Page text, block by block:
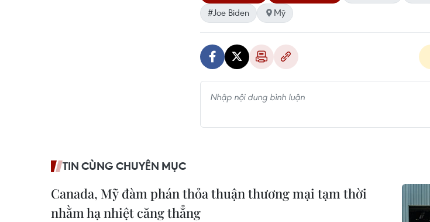
#Joe Biden
Mỹ
TIN CÙNG CHUYÊN MỤC
Canada, Mỹ đàm phán thỏa thuận thương mại tạm thời
nhằm hạ nhiệt căng thẳng